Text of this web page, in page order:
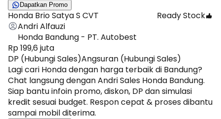
Dapatkan Promo
Honda Brio Satya S CVT
Ready Stock
Andri Alfauzi
Honda Bandung - PT. Autobest
Rp 199,6 juta
DP (Hubungi Sales)Angsuran (Hubungi Sales)
Lagi cari Honda dengan harga terbaik di Bandung?
Chat langsung dengan Andri Sales Honda Bandung.
Siap bantu infoin promo, diskon, DP dan simulasi
kredit sesuai budget. Respon cepat & proses dibantu
sampai mobil diterima.